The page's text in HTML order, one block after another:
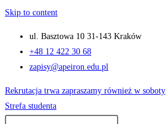
Skip to content
ul. Basztowa 10 31-143 Kraków
+48 12 422 30 68
zapisy@apeiron.edu.pl
Rekrutacja trwa zapraszamy również w soboty
Strefa studenta